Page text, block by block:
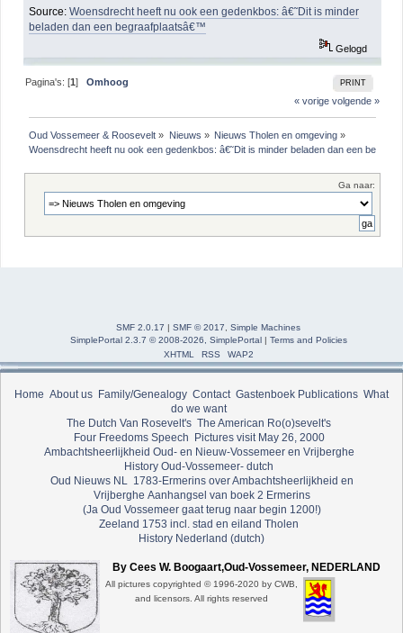
Source:Woensdrecht heeft nu ook een gedenkbos: â€˜Dit is minder
beladen dan een begraafplaatsâ€™
Gelogd
PRINT
Pagina's: [1]Omhoog
« vorige volgende »
Oud Vossemeer & Roosevelt » Nieuws » Nieuws Tholen en omgeving»
Woensdrecht heeft nu ook een gedenkbos: â€˜Dit is minder beladen dan een
Ga naar:
SMF 2.0.17 | SMF © 2017
Simple Machines
SimplePortal 2.3.7 © 2008-2026, SimplePortal| Terms and Policies
XHTML
RSS WAP2
Home About us Family/Genealogy Contact Gastenboek Publications What
do we want
The Dutch Van Rosevelt's The American Ro(o)sevelt's
Four Freedoms Speech Pictures visit May 26, 2000
Ambachtsheerlijkheid Oud- en Nieuw-Vossemeer en Vrijberghe
History Oud-Vossemeer- dutch
Oud Nieuws NL
1783-Ermerins over Ambachtsheerlijkheid en
Vrijberghe Aanhangsel van boek 2 Ermerins
(Ja Oud Vossemeer gaat terug naar begin 1200!)
Zeeland 1753 incl. stad en eiland Tholen
History Nederland (dutch)
By Cees W. Boogaart,Oud-Vossemeer, NEDERLAND
All pictures copyrighted © 1996-2020 by CWB,
and licensors. All rights reserved